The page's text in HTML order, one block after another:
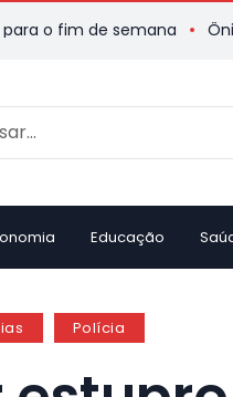
semana Ônibus de
Educação
Polícia